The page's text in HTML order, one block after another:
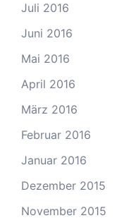
Juli 2016
Juni 2016
Mai 2016
April 2016
März 2016
Februar 2016
Januar 2016
Dezember 2015
November 2015